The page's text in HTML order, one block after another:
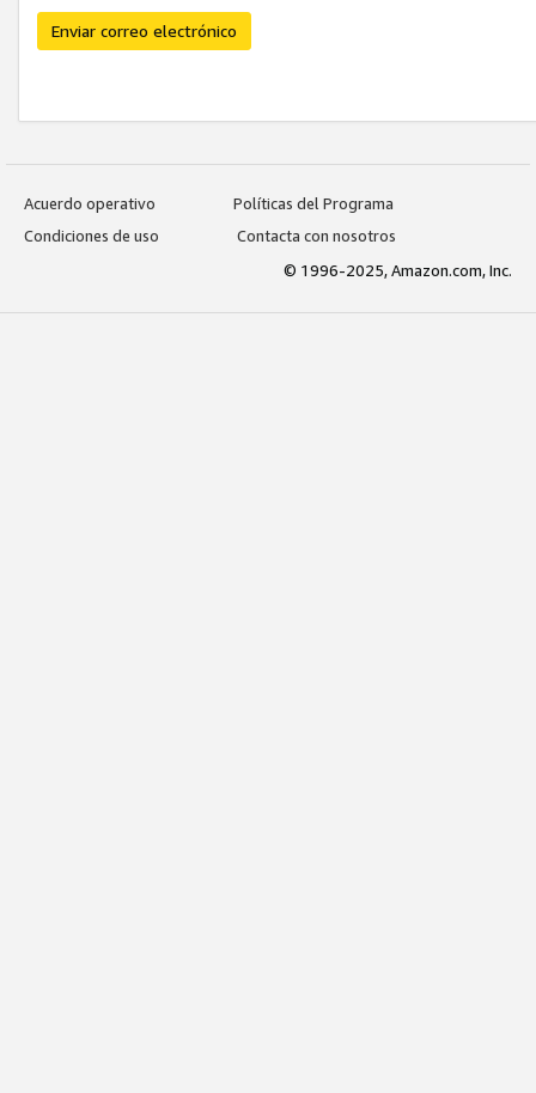
Enviar correo electrónico
Acuerdo operativo
Políticas del Programa
Condiciones de uso
Contacta con nosotros
© 1996-2025, Amazon.com, Inc.